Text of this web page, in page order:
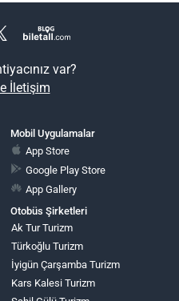
var?
İletişim
Mobil Uygulamalar
App Store
Google Play Store
App Gallery
Otobüs Şirketleri
Ak Tur Turizm
Türkoğlu Turizm
İyigün Çarşamba Turizm
Kars Kalesi Turizm